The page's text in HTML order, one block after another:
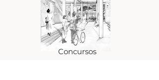
Concursos